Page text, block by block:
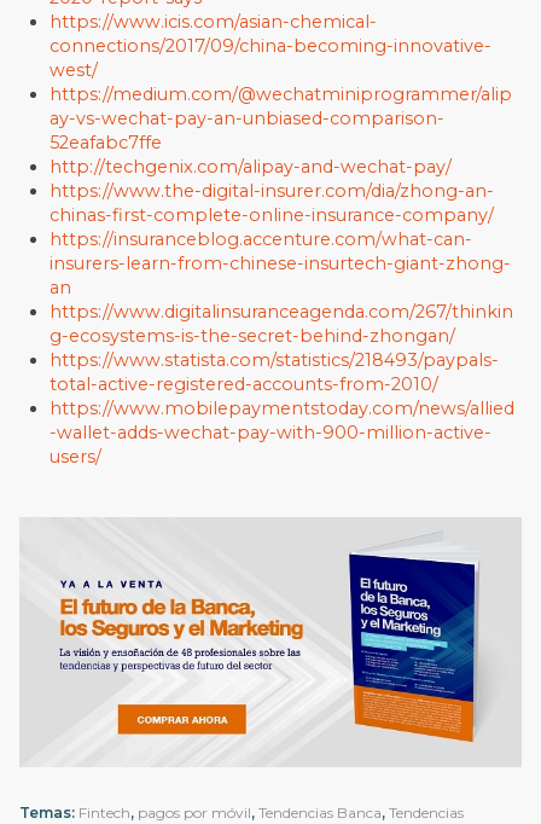
https://www.icis.com/asian-chemical-
connections/2017/09/china-becoming-innovative-
west/
https://medium.com/@wechatminiprogrammer/alip
ay-vs-wechat-pay-an-unbiased-comparison-
52eafabc7ffe
http://techgenix.com/alipay-and-wechat-pay/
https://www.the-digital-insurer.com/dia/zhong-an-
chinas-first-complete-online-insurance-company/
https://insuranceblog.accenture.com/what-can-
insurers-learn-from-chinese-insurtech-giant-zhong-
an
https://www.digitalinsuranceagenda.com/267/thinkin
g-ecosystems-is-the-secret-behind-zhongan/
https://www.statista.com/statistics/218493/paypals-
total-active-registered-accounts-from-2010/
https://www.mobilepaymentstoday.com/news/allied
-wallet-adds-wechat-pay-with-900-million-active-
users/
Temas: Fintech, pagos por móvil,Tendencias Banca,Tendencias